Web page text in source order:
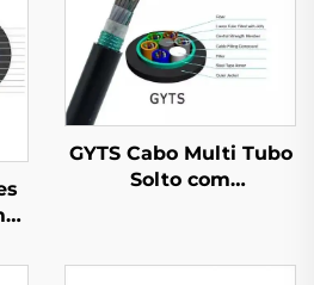
GYTS Cabo Multi Tubo
Solto com